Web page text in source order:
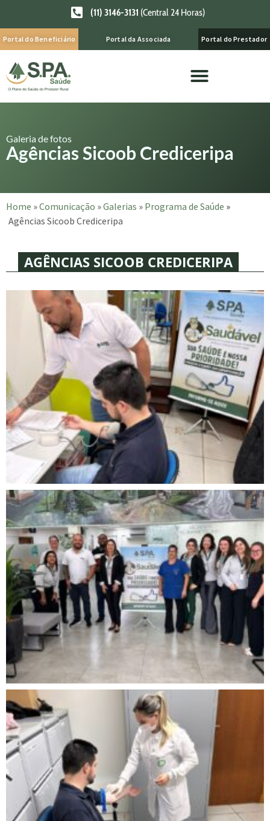
(11) 3146-3131 (Central 24 Horas)
Portal do Beneficiário Portal da Associada Portal do Prestador
Galeria de fotos
Agências Sicoob Crediceripa
Home »Comunicação »Galerias » Programa de Saúde »
Agências Sicoob Crediceripa
AGÊNCIAS SICOOB CREDICERIPA